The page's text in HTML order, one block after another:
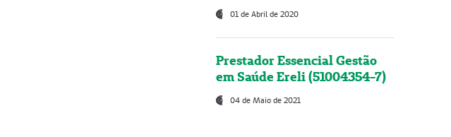
01 de Abril de 2020
Prestador Essencial Gestão
em Saúde Ereli (51004354-7)
04 de Maio de 2021